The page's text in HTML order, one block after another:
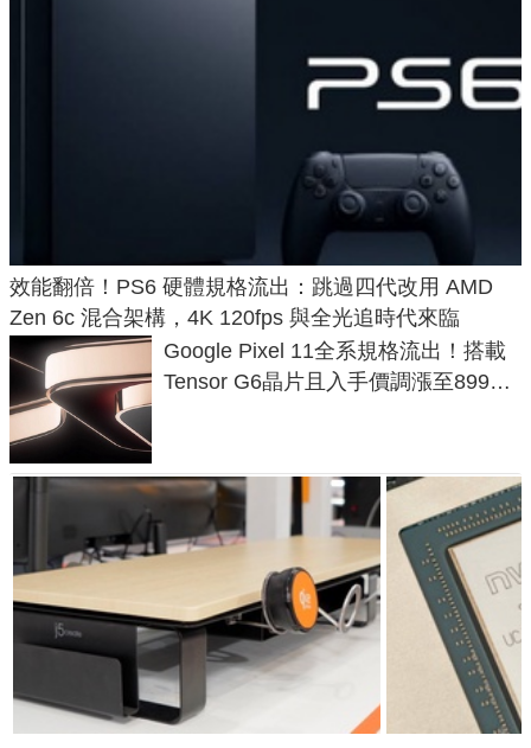
效能翻倍！PS6 硬體規格流出：跳過四代改用 AMD
Zen 6c 混合架構，4K 120fps 與全光追時代來臨
Google Pixel 11全系規格流出！搭載
Tensor G6晶片且入手價調漲至899美